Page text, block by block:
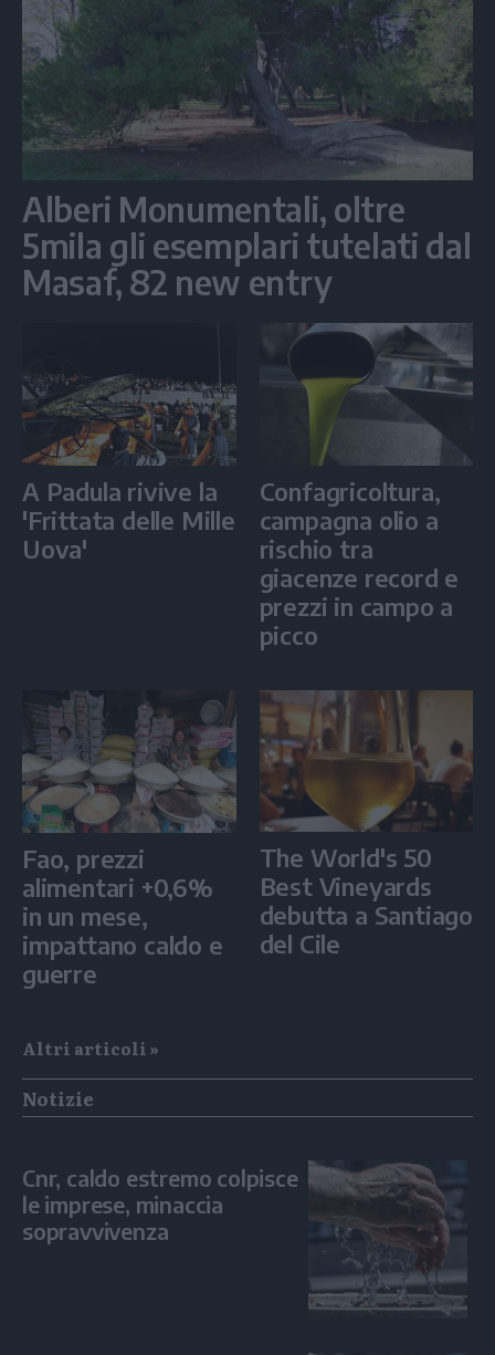
Alberi Monumentali, oltre
5mila gli esemplari tutelati dal
Masaf, 82 new entry
A Padula rivive la
'Frittata delle Mille
Uova'
Confagricoltura,
campagna olio a
rischio tra
giacenze record e
prezzi in campo a
picco
Fao, prezzi
alimentari +0,6%
in un mese,
impattano caldo e
guerre
The World's 50
Best Vineyards
debutta a Santiago
del Cile
Altri articoli »
Notizie
Cnr, caldo estremo colpisce
le imprese, minaccia
sopravvivenza